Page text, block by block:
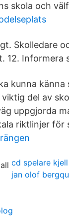
skola och
Skolledare
12. Informera
kunna
del av
uppgjorda
riktlinjer för
cd spelare
jan olof